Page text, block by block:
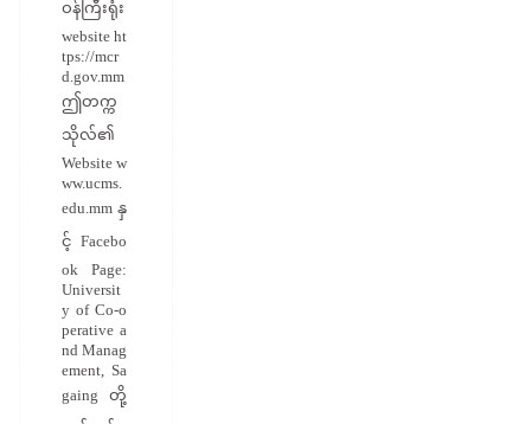
ဝန်ကြီးရုံး
website ht
tps://mcr
d.gov.mm
ဤတက္က
သိုလ်၏
Website w
ww.ucms.
edu.mm နှ
င့် Facebo
ok Page:
Universit
y of Co-o
perative a
nd Manag
ement, Sa
gaing တို့